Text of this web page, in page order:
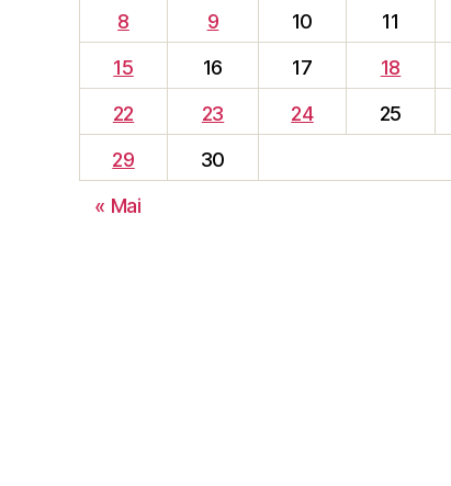
8
9 10 11
15
16 17 18
22
23 24 25
29
30
« Mai